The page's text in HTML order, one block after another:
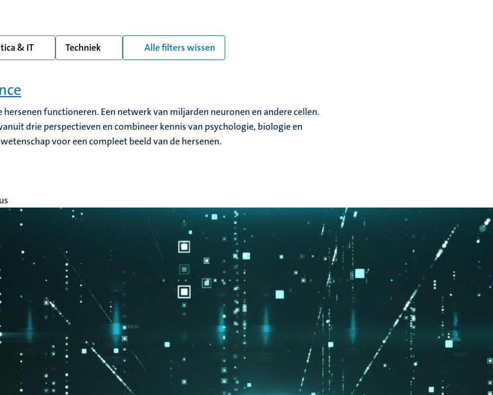
& IT Techniek Alle filters wissen
hersenen functioneren. Een netwerk van miljarden neuronen en andere cellen.
drie perspectieven en combineer kennis van psychologie, biologie en
voor een compleet beeld van de hersenen.